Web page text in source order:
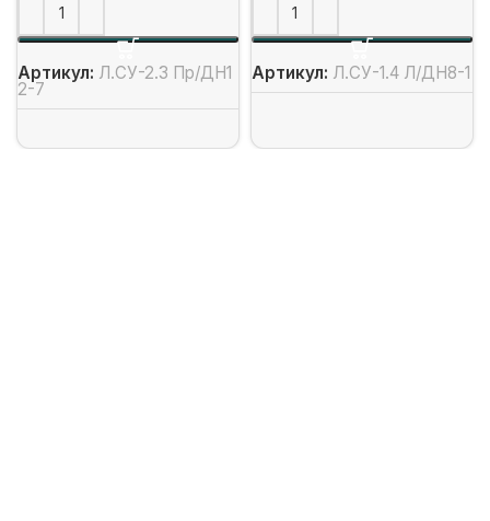
Артикул: Л.СУ-2.3 Пр/ДН1
2-7
Артикул: Л.СУ-1.4 Л/ДН8-1